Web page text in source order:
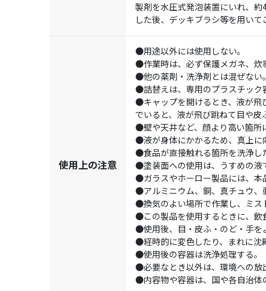
製剤を水圧式発泡装置にいれ、約
した後、デッキブラシ等を用いて
使用上の注意
●用途以外には使用しない。
●作業時は、必ず保護メガネ、炊
●他の薬剤・洗浄剤とは混ぜない。
●詰替えは、専用のプラスチック
●キャップを開けるとき、液が飛
でいると、液が飛び跳ねて目や皮
●壁や天井など、顔より高い箇所
●液が身体にかかるため、真上に
●食品が直接触れる箇所を洗浄し
●塗装面への使用は、うすめの液
●ガラスやホーロー製品には、本
●アルミニウム、銅、真チュウ、
●換気のよい場所で作業し、ミス
●この製品を使用するときに、飲
●使用後、目・皮ふ・のど・手を
●経時的に変色したり、まれに沈
●使用後の容器は洗浄処理する。
●必要なとき以外は、環境への放
●内容物や容器は、国や各自治体